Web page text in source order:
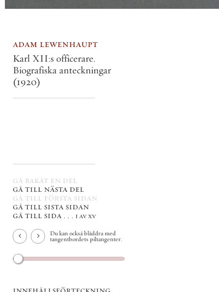
adam lewenhaupt
Karl XII:s officerare.
Biografiska anteckningar
(1920)
gå bakåt en del
gå till nästa del
gå till första sidan
gå till sista sidan
gå till sida . . . i av xv
Du kan också bläddra med
tangentbordets piltangenter.